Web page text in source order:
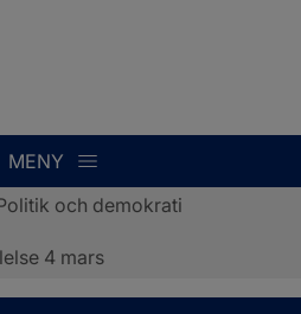
MENY
och demokrati
4 mars